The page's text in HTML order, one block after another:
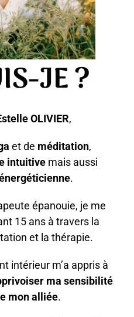
JE ?
OLIVIER,
et de méditation,
intuitive mais aussi
.
épanouie, je me
15 ans à travers la
et la thérapie.
intérieur m’a appris à
ma sensibilité
mon alliée.